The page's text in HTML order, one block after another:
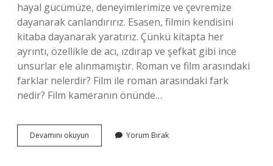
hayal gücümüze, deneyimlerimize ve çevremize
dayanarak canlandırırız. Esasen, filmin kendisini
kitaba dayanarak yaratırız. Çünkü kitapta her
ayrıntı, özellikle de acı, ızdırap ve şefkat gibi ince
unsurlar ele alınmamıştır. Roman ve film arasındaki
farklar nelerdir? Film ile roman arasındaki fark
nedir? Film kameranın önünde…
Devamını okuyun
Kitaptan
Yorum Bırak